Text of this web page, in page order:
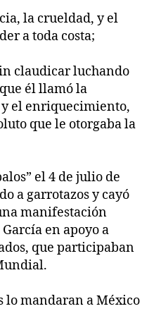
la crueldad, y el
a toda costa;
claudicar luchando
él llamó la
el enriquecimiento,
que le otorgaba la
el 4 de julio de
a garrotazos y cayó
manifestación
en apoyo a
que participaban
lo mandaran a México